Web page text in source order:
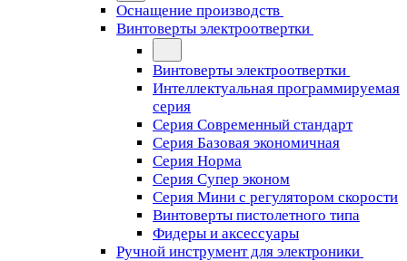
Оснащение производств
Винтоверты электроотвертки
Винтоверты электроотвертки
Интеллектуальная программируемая
серия
Серия Современный стандарт
Серия Базовая экономичная
Серия Норма
Серия Cупер эконом
Серия Мини с регулятором скорости
Винтоверты пистолетного типа
Фидеры и аксессуары
Ручной инструмент для электроники